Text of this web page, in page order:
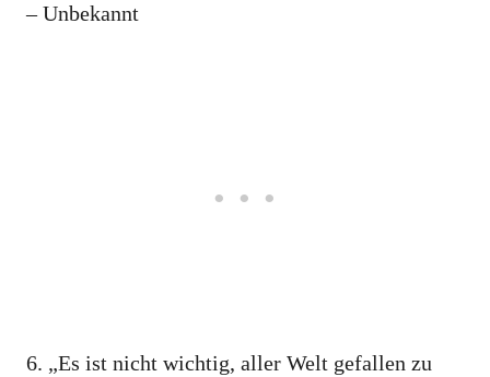
– Unbekannt
6. „Es ist nicht wichtig, aller Welt gefallen zu